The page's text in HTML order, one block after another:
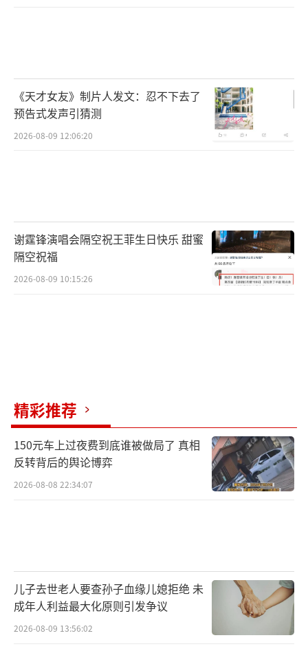
《天才女友》制片人发文：忍不下去了
预告式发声引猜测
2026-08-09 12:06:20
谢霆锋演唱会隔空祝王菲生日快乐 甜蜜
隔空祝福
2026-08-09 10:15:26
精彩推荐
150元车上过夜费到底谁被做局了 真相
反转背后的舆论博弈
2026-08-08 22:34:07
儿子去世老人要查孙子血缘儿媳拒绝 未
成年人利益最大化原则引发争议
2026-08-09 13:56:02